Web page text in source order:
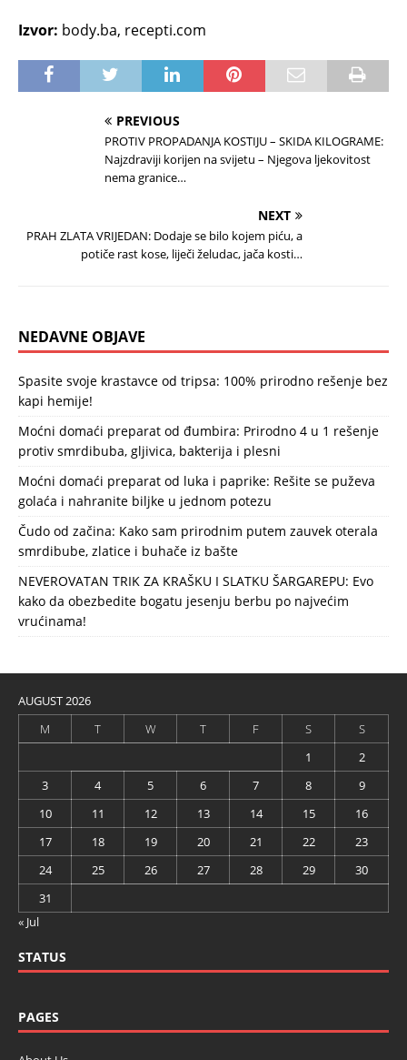
Izvor: body.ba, recepti.com
PREVIOUS
PROTIV PROPADANJA KOSTIJU – SKIDA KILOGRAME:
Najzdraviji korijen na svijetu – Njegova ljekovitost
nema granice…
NEXT
PRAH ZLATA VRIJEDAN: Dodaje se bilo kojem piću, a
potiče rast kose, liječi želudac, jača kosti…
NEDAVNE OBJAVE
Spasite svoje krastavce od tripsa: 100% prirodno rešenje bez
kapi hemije!
Moćni domaći preparat od đumbira: Prirodno 4 u 1 rešenje
protiv smrdibuba, gljivica, bakterija i plesni
Moćni domaći preparat od luka i paprike: Rešite se puževa
golaća i nahranite biljke u jednom potezu
Čudo od začina: Kako sam prirodnim putem zauvek oterala
smrdibube, zlatice i buhače iz bašte
NEVEROVATAN TRIK ZA KRAŠKU I SLATKU ŠARGAREPU: Evo
kako da obezbedite bogatu jesenju berbu po najvećim
vrućinama!
AUGUST 2026
M
T W T F S
S
1
2
3
4 5 6 7 8
9
10
11 12 13 14 15
16
17
18 19 20 21 22
23
24
25 26 27 28 29
30
31
« Jul
STATUS
PAGES